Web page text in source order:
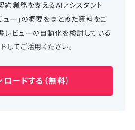
約業務を支えるAIアシスタント
ュー」の概要をまとめた資料をご
レビューの自動化を検討している
してご活用ください。
ードする（無料）